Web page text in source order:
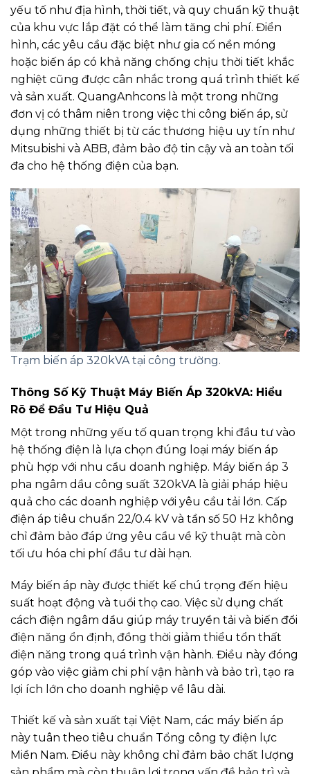
yếu tố như địa hình, thời tiết, và quy chuẩn kỹ thuật
của khu vực lắp đặt có thể làm tăng chi phí. Điển
hình, các yêu cầu đặc biệt như gia cố nền móng
hoặc biến áp có khả năng chống chịu thời tiết khắc
nghiệt cũng được cân nhắc trong quá trình thiết kế
và sản xuất. QuangAnhcons là một trong những
đơn vị có thâm niên trong việc thi công biến áp, sử
dụng những thiết bị từ các thương hiệu uy tín như
Mitsubishi và ABB, đảm bảo độ tin cậy và an toàn tối
đa cho hệ thống điện của bạn.
Trạm biến áp 320kVA tại công trường.
Thông Số Kỹ Thuật Máy Biến Áp 320kVA: Hiểu
Rõ Để Đầu Tư Hiệu Quả
Một trong những yếu tố quan trọng khi đầu tư vào
hệ thống điện là lựa chọn đúng loại máy biến áp
phù hợp với nhu cầu doanh nghiệp. Máy biến áp 3
pha ngâm dầu công suất 320kVA là giải pháp hiệu
quả cho các doanh nghiệp với yêu cầu tải lớn. Cấp
điện áp tiêu chuẩn 22/0.4 kV và tần số 50 Hz không
chỉ đảm bảo đáp ứng yêu cầu về kỹ thuật mà còn
tối ưu hóa chi phí đầu tư dài hạn.
Máy biến áp này được thiết kế chú trọng đến hiệu
suất hoạt động và tuổi thọ cao. Việc sử dụng chất
cách điện ngâm dầu giúp máy truyền tải và biến đổi
điện năng ổn định, đồng thời giảm thiểu tổn thất
điện năng trong quá trình vận hành. Điều này đóng
góp vào việc giảm chi phí vận hành và bảo trì, tạo ra
lợi ích lớn cho doanh nghiệp về lâu dài.
Thiết kế và sản xuất tại Việt Nam, các máy biến áp
này tuân theo tiêu chuẩn Tổng công ty điện lực
Miền Nam. Điều này không chỉ đảm bảo chất lượng